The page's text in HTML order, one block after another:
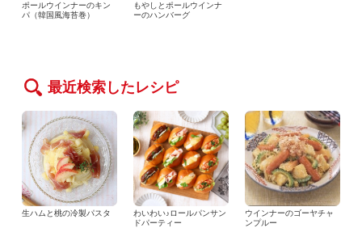
ポールウインナーのキン
パ（韓国風海苔巻）
もやしとポールウインナ
ーのハンバーグ
最近検索したレシピ
生ハムと桃の冷製パスタ
わいわい♪ロールパンサン
ドパーティー
ウインナーのゴーヤチャ
ンプルー